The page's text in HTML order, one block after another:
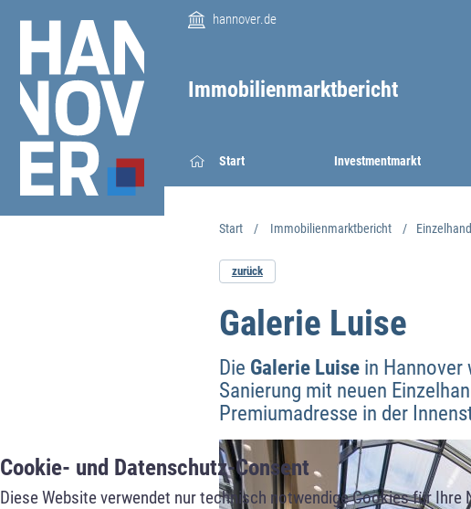
Cookie- und Datenschutz-Consent
Diese Website verwendet nur technisch notwendige Cookies für
Immobilienmarktbericht
Start Investmentmarkt
hannover.de
Start Immobilienmarktbericht
zurück
Galerie Luise
Die Galerie Luise in Hannover
Sanierung mit neuen
Premiumadresse in der